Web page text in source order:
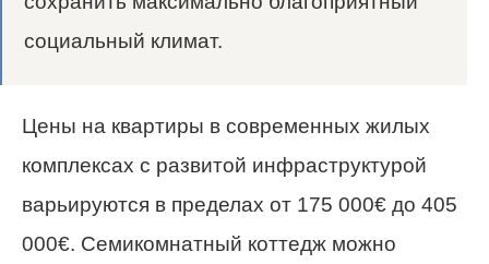
социальный климат.
Цены на квартиры в современных жилых
комплексах с развитой инфраструктурой
варьируются в пределах от 175 000€ до 405
000€. Семикомнатный коттедж можно